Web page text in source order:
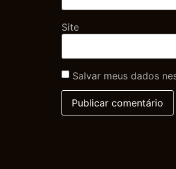
Site
Salvar meus dados